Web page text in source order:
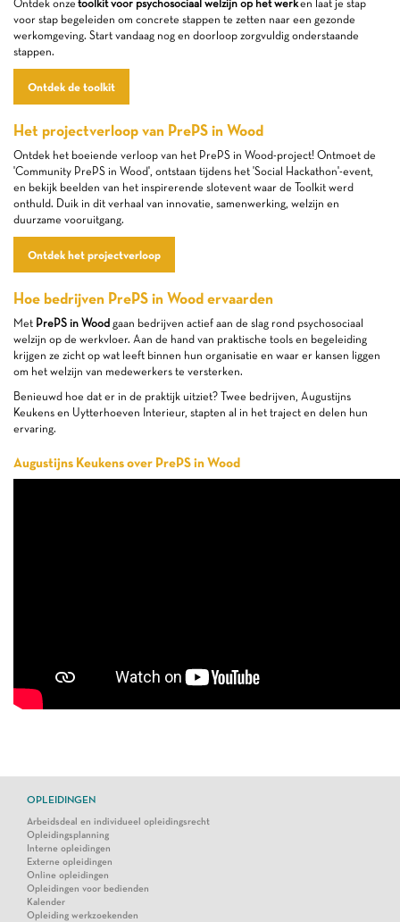
Ontdek onze toolkit voor psychosociaal welzijn op het werken laat je stap
voor stap begeleiden om concrete stappen te zetten naar een gezonde
werkomgeving. Start vandaag nog en doorloop zorgvuldig onderstaande
stappen.
Ontdek de toolkit
Het projectverloop van PrePS in Wood
Ontdek het boeiende verloop van het PrePS in Wood-project! Ontmoet de
'Community PrePS in Wood', ontstaan tijdens het 'Social Hackathon'-event,
en bekijk beelden van het inspirerende slotevent waar de Toolkit werd
onthuld. Duik in dit verhaal van innovatie, samenwerking, welzijn en
duurzame vooruitgang.
Ontdek het projectverloop
Hoe bedrijven PrePS in Wood ervaarden
Met PrePS in Wood gaan bedrijven actief aan de slag rond psychosociaal
welzijn op de werkvloer. Aan de hand van praktische tools en begeleiding
krijgen ze zicht op wat leeft binnen hun organisatie en waar er kansen liggen
om het welzijn van medewerkers te versterken.
Benieuwd hoe dat er in de praktijk uitziet? Twee bedrijven, Augustijns
Keukens en Uytterhoeven Interieur, stapten al in het traject en delen hun
ervaring.
Augustijns Keukens over PrePS in Wood
OPLEIDINGEN
Arbeidsdeal en individueel opleidingsrecht
Opleidingsplanning
Interne opleidingen
Externe opleidingen
Online opleidingen
Opleidingen voor bedienden
Kalender
Opleiding werkzoekenden